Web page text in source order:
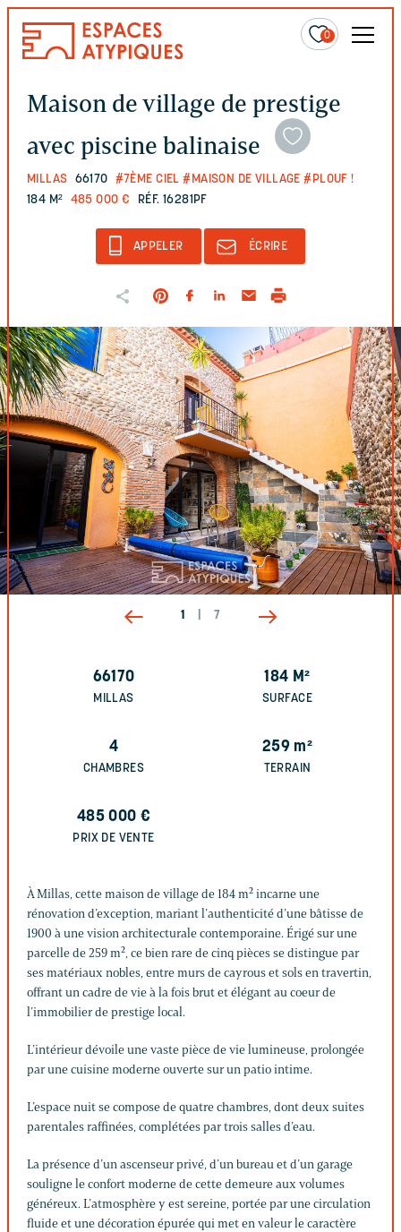
0
Maison de village de prestige
avec piscine balinaise
MILLAS 66170 #7ÈME CIEL #MAISON DE VILLAGE #PLOUF !
184 M² 485 000 € RÉF. 16281PF
APPELER ÉCRIRE
1 7
66170
MILLAS
184 M²
SURFACE
4
CHAMBRES
259 m²
TERRAIN
485 000 €
PRIX DE VENTE
À Millas, cette maison de village de 184 m² incarne une
rénovation d’exception, mariant l’authenticité d’une bâtisse de
1900 à une vision architecturale contemporaine. Érigé sur une
parcelle de 259 m², ce bien rare de cinq pièces se distingue par
ses matériaux nobles, entre murs de cayrous et sols en travertin,
offrant un cadre de vie à la fois brut et élégant au coeur de
l’immobilier de prestige local.
L’intérieur dévoile une vaste pièce de vie lumineuse, prolongée
par une cuisine moderne ouverte sur un patio intime.
L’espace nuit se compose de quatre chambres, dont deux suites
parentales raffinées, complétées par trois salles d’eau.
La présence d’un ascenseur privé, d’un bureau et d’un garage
souligne le confort moderne de cette demeure aux volumes
généreux. L’atmosphère y est sereine, portée par une circulation
fluide et une décoration épurée qui met en valeur le caractère